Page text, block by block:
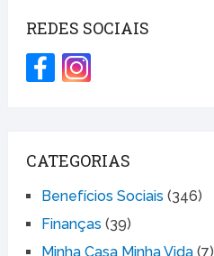
REDES SOCIAIS
CATEGORIAS
Benefícios Sociais (346)
Finanças (39)
Minha Casa Minha Vida(7)